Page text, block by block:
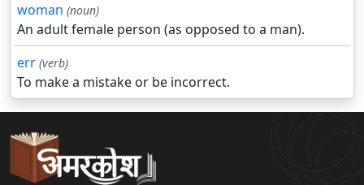
woman (noun)
An adult female person (as opposed to a man).
err (verb)
To make a mistake or be incorrect.